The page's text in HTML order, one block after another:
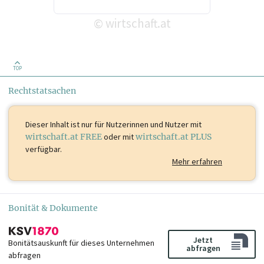
© wirtschaft.at
TOP
Rechtstatsachen
Dieser Inhalt istnur für Nutzerinnen und Nutzer mit
wirtschaft.at FREEoder mitwirtschaft.at PLUS
verfügbar.
Mehr erfahren
Bonität & Dokumente
Bonitätsauskunft für dieses Unternehmen
abfragen
Jetzt
abfragen